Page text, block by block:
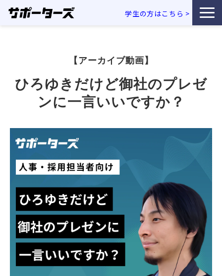
学生の方はこちら >
利用企業事例
【アーカイブ動画】
ひろゆきだけど御社のプレゼ
ンに一言いいですか？